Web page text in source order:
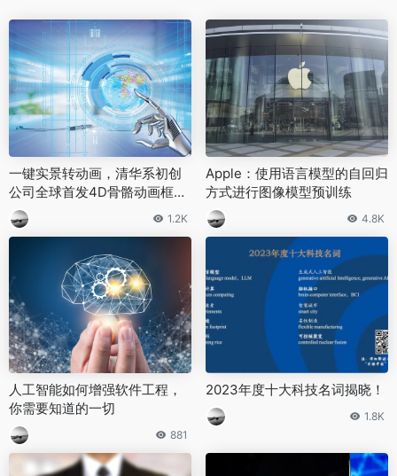
一键实景转动画，清华系初创
公司全球首发4D骨骼动画框
架，还能生成个性化角色
1.2K
Apple：使用语言模型的自回归
方式进行图像模型预训练
4.8K
人工智能如何增强软件工程，
你需要知道的一切
881
2023年度十大科技名词揭晓！
1.8K